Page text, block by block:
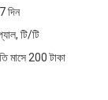
দিন
টি/টি
মাসে 200 টাকা